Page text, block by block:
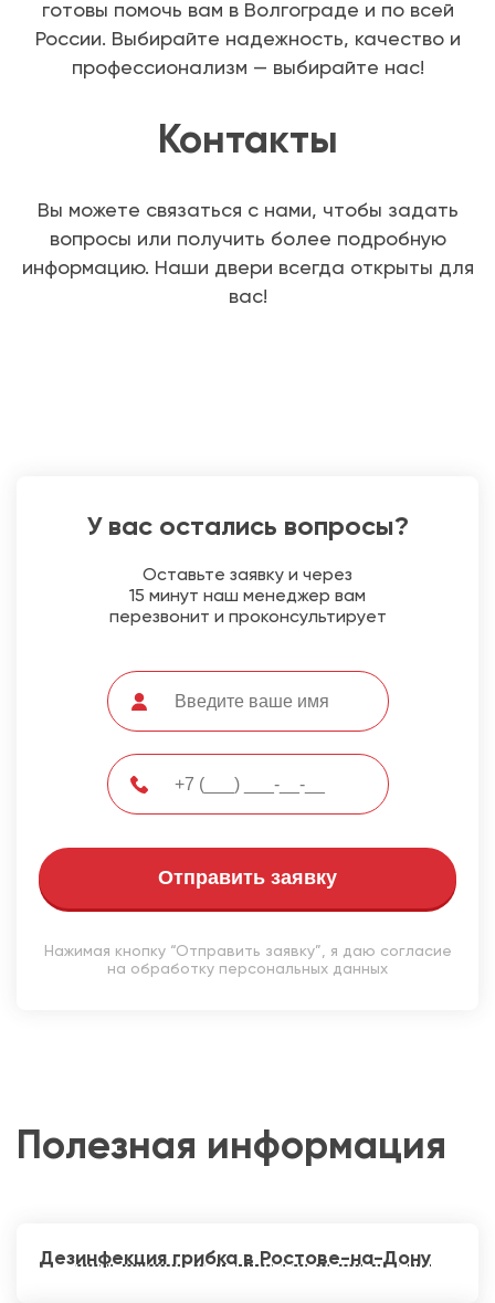
готовы помочь вам в Волгограде и по всей
России. Выбирайте надежность, качество и
профессионализм — выбирайте нас!
Контакты
Вы можете связаться с нами, чтобы задать
вопросы или получить более подробную
информацию. Наши двери всегда открыты для
вас!
У вас остались вопросы?
Оставьте заявку и через
15 минут наш менеджер вам
перезвонит и проконсультирует
Отправить заявку
Нажимая кнопку “Отправить заявку”, я даю согласие
на обработку персональных данных
Полезная информация
Дезинфекция грибка в Ростове-на-Дону